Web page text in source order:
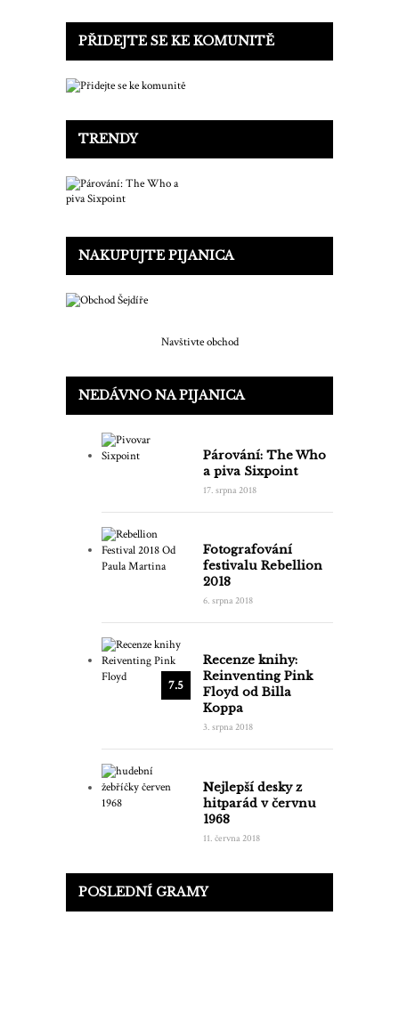
PŘIDEJTE SE KE KOMUNITĚ
TRENDY
NAKUPUJTE PIJANICA
Navštivte obchod
NEDÁVNO NA PIJANICA
Párování: The Who
a piva Sixpoint
17. srpna 2018
Fotografování
festivalu Rebellion
2018
6. srpna 2018
7.5
Recenze knihy:
Reinventing Pink
Floyd od Billa
Koppa
3. srpna 2018
Nejlepší desky z
hitparád v červnu
1968
11. června 2018
POSLEDNÍ GRAMY